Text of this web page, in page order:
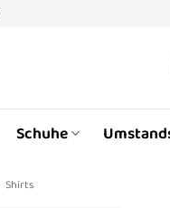
Schuhe
Shirts